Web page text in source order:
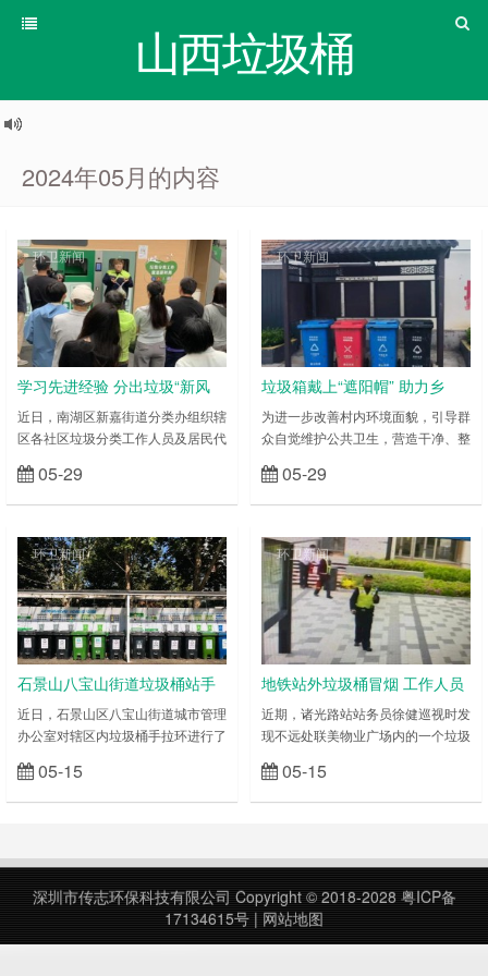
山西垃圾桶
2024年05月的内容
环卫新闻
学习先进经验 分出垃圾“新风
貌”
近日，南湖区新嘉街道分类办组织辖
区各社区垃圾分类工作人员及居民代
区新秀苑，深入参观学习其垃圾分
类“机器换人”的先进经验，以进一步
发展，“分”出新嘉新风貌。 花园
社区新秀苑小区作为南湖区垃圾分类
工作的先行者，率先引入了智能化垃
圾分类设备，实现了“机器换人”的垃
圾分类新模式。此次参观学习，着
重……
05-29
环卫新闻
垃圾箱戴上“遮阳帽” 助力乡
村“换新颜”
为进一步改善村内环境面貌，引导群
众自觉维护公共卫生，营造干净、整
州市邵庄镇开展垃圾箱集中存放、搭
建垃圾亭工作。 过去的垃圾存
解决这一问题是关乎人居环境提升的
重中之重，经过一系列考察研判，按
照村庄规模大小，每村设置 3-4 个垃
圾箱集中存放点，鼓励有条件的村安
排保洁员上门收垃圾，实现垃圾定时
收……
05-29
环卫新闻
石景山八宝山街道垃圾桶站手
拉环换新
近日，石景山区八宝山街道城市管理
办公室对辖区内垃圾桶手拉环进行了
卫生，让人眼前一亮，还对应着不同
垃圾桶的颜色，使分类更加一目了
淋、垃圾腐蚀以及清运搬挪等原因，
辖区内的垃圾桶手拉环存在不同程度
的损坏，这不但影响了垃圾桶的正常
使用，还影响了市容。 为进一步改
05-15
环卫新闻
地铁站外垃圾桶冒烟 工作人员
果断处置
近期，诸光路站站务员徐健巡视时发
现不远处联美物业广场内的一个垃圾
前确认，并向车站值班员汪嘉诚与值
班站长张双佳汇报现场位置和情况。
民警。与此同时，张双佳接报后也迅
速从 2 号口赶来，发现是由多个未
完全熄灭的烟头引燃了垃圾桶内的塑
料瓶导致的火情。 此时，李国民已
05-15
深圳市传志环保科技有限公司 Copyright © 2018-2028 粤ICP备
17134615号 | 网站地图